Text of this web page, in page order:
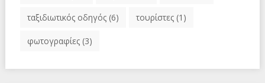
ταξιδιωτικός οδηγός(6) τουρίστες(1)
φωτογραφίες(3)